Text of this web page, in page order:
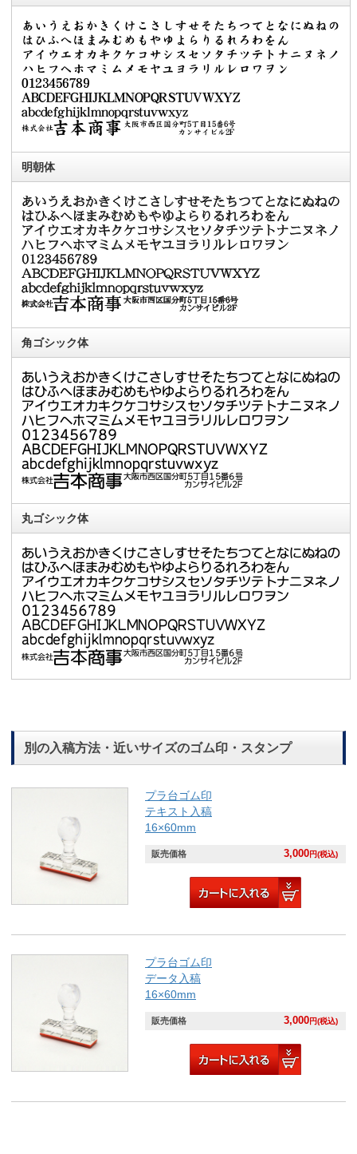
明朝体
角ゴシック体
丸ゴシック体
別の入稿方法・近いサイズのゴム印・スタンプ
プラ台ゴム印
テキスト入稿
16×60mm
販売価格 3,000円(税込)
プラ台ゴム印
データ入稿
16×60mm
販売価格 3,000円(税込)